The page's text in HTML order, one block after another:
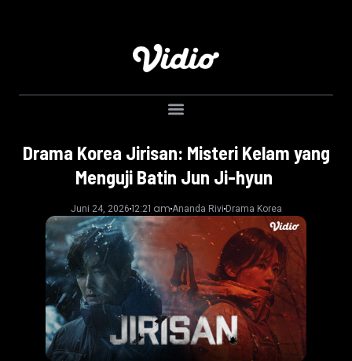
Drama Korea Jirisan: Misteri Kelam yang
Menguji Batin Jun Ji-hyun
Juni 24, 202612:21 amAnanda RiviDrama Korea